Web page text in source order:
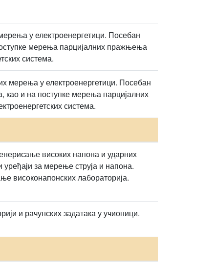
у електроенергетици. Посебан
мерења парцијалних пражњења
система.
мерења у електроенергетици. Посебан
као и на поступке мерења парцијалних
система.
високих напона и ударних
за мерење струја и напона.
високонапонских лабораторија.
и рачунских задатака у учионици.